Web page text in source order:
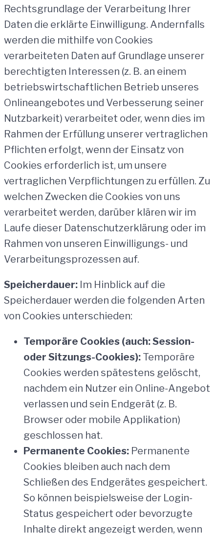
Rechtsgrundlage der Verarbeitung Ihrer
Daten die erklärte Einwilligung. Andernfalls
werden die mithilfe von Cookies
verarbeiteten Daten auf Grundlage unserer
berechtigten Interessen (z. B. an einem
betriebswirtschaftlichen Betrieb unseres
Onlineangebotes und Verbesserung seiner
Nutzbarkeit) verarbeitet oder, wenn dies im
Rahmen der Erfüllung unserer vertraglichen
Pflichten erfolgt, wenn der Einsatz von
Cookies erforderlich ist, um unsere
vertraglichen Verpflichtungen zu erfüllen. Zu
welchen Zwecken die Cookies von uns
verarbeitet werden, darüber klären wir im
Laufe dieser Datenschutzerklärung oder im
Rahmen von unseren Einwilligungs- und
Verarbeitungsprozessen auf.
Speicherdauer: Im Hinblick auf die
Speicherdauer werden die folgenden Arten
von Cookies unterschieden:
Temporäre Cookies (auch: Session-
oder Sitzungs-Cookies): Temporäre
Cookies werden spätestens gelöscht,
nachdem ein Nutzer ein Online-Angebot
verlassen und sein Endgerät (z. B.
Browser oder mobile Applikation)
geschlossen hat.
Permanente Cookies: Permanente
Cookies bleiben auch nach dem
Schließen des Endgerätes gespeichert.
So können beispielsweise der Login-
Status gespeichert oder bevorzugte
Inhalte direkt angezeigt werden, wenn